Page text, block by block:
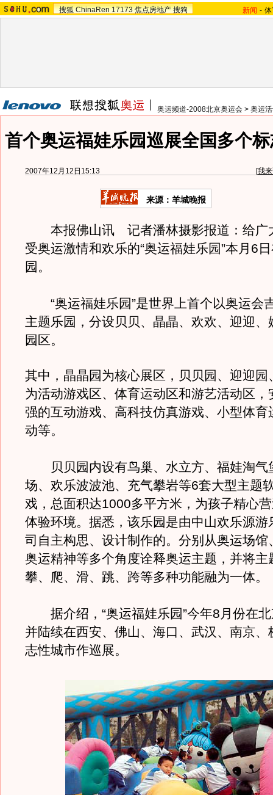
搜狐 ChinaRen 17173 焦点房地产 搜狗 新闻 -
奥运频道-2008北京奥运会 > 奥运
首个奥运福娃乐园巡展全国多个
2007年12月12日15:13 [我
来源：羊城晚报
本报佛山讯 记者潘林摄影报道：给广
受奥运激情和欢乐的“奥运福娃乐园”本月6
园。
“奥运福娃乐园”是世界上首个以奥运会
主题乐园，分设贝贝、晶晶、欢欢、迎迎、
园区。
其中，晶晶园为核心展区，贝贝园、迎迎园
为活动游戏区、体育运动区和游艺活动区，
强的互动游戏、高科技仿真游戏、小型体育
动等。
贝贝园内设有鸟巢、水立方、福娃淘气
场、欢乐波波池、充气攀岩等6套大型主题
戏，总面积达1000多平方米，为孩子精心
体验环境。据悉，该乐园是由中山欢乐源游
司自主构思、设计制作的。分别从奥运场馆
奥运精神等多个角度诠释奥运主题，并将主
攀、爬、滑、跳、跨等多种功能融为一体。
据介绍，“奥运福娃乐园”今年8月份在北
并陆续在西安、佛山、海口、武汉、南京、
志性城市作巡展。